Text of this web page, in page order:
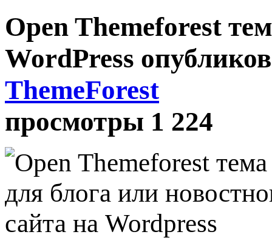
Open Themeforest
WordPress
ThemeForest
просмотры 1 224